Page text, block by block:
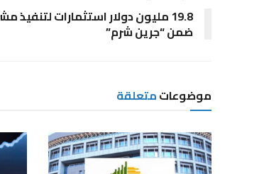
19.8 مليون دولار استثمارات لتنفيذ
ضمن “جرين شرم”
موضوعاتمتعلقة